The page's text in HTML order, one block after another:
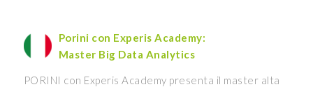
Porini con Experis Academy:
Master Big Data Analytics
PORINI con Experis Academy presenta il master alta